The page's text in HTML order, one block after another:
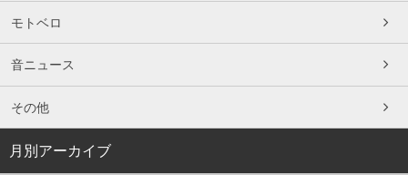
モトベロ
音ニュース
その他
月別アーカイブ